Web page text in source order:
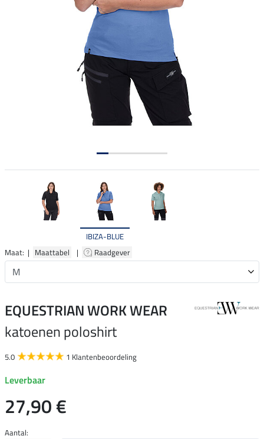
IBIZA-BLUE
Maat: | Maattabel | Raadgever
EQUESTRIAN WORK WEAR
katoenen poloshirt
5.0 1 Klantenbeoordeling
Leverbaar
27,90 €
Aantal: